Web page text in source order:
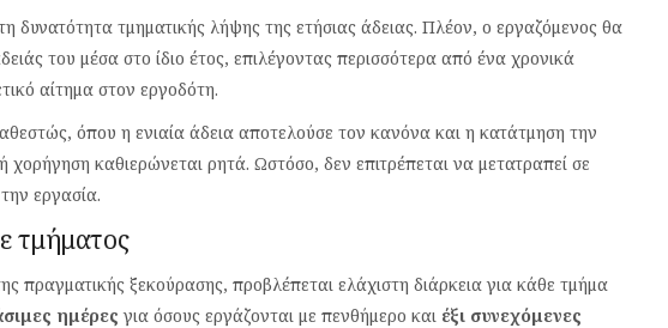
τμηματικής λήψης της ετήσιας άδειας. Πλέον, ο εργαζόμενος θα
του μέσα στο ίδιο έτος, επιλέγοντας περισσότερα από ένα χρονικά
αίτημα στον εργοδότη.
όπου η ενιαία άδεια αποτελούσε τον κανόνα και η κατάτμηση την
χορήγηση καθιερώνεται ρητά. Ωστόσο, δεν επιτρέπεται να μετατραπεί σε
εργασία.
τμήματος
πραγματικής ξεκούρασης, προβλέπεται ελάχιστη διάρκεια για κάθε τμήμα
ημέρες για όσους εργάζονται με πενθήμερο και έξι συνεχόμενες